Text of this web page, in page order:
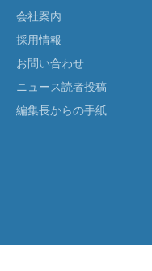
会社案内
採用情報
お問い合わせ
ニュース読者投稿
編集長からの手紙